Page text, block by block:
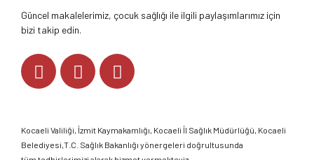
Güncel makalelerimiz, çocuk sağlığı ile ilgili paylaşımlarımız için
bizi takip edin.
Kocaeli Valiliği, İzmit Kaymakamlığı, Kocaeli İl Sağlık Müdürlüğü, Kocaeli
Belediyesi,T.C. Sağlık Bakanlığı yönergeleri doğrultusunda